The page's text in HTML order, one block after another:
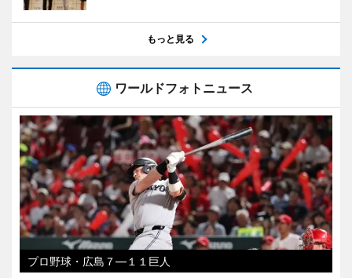
もっと見る
ワールドフォトニュース
プロ野球・広島７―１１巨人